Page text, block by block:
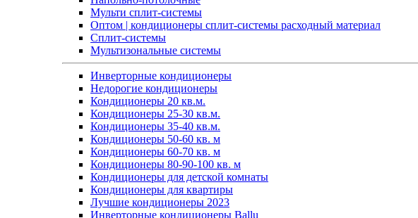
Мульти сплит-системы
Оптом | кондиционеры сплит-системы расходный материал
Сплит-системы
Мультизональные системы
Инверторные кондиционеры
Недорогие кондиционеры
Кондиционеры 20 кв.м.
Кондиционеры 25-30 кв.м.
Кондиционеры 35-40 кв.м.
Кондиционеры 50-60 кв. м
Кондиционеры 60-70 кв. м
Кондиционеры 80-90-100 кв. м
Кондиционеры для детской комнаты
Кондиционеры для квартиры
Лучшие кондиционеры 2023
Инверторные кондиционеры Ballu